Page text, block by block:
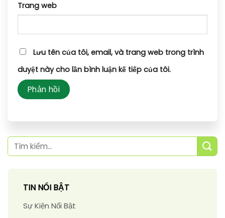
Trang web
Lưu tên của tôi, email, và trang web trong trình
duyệt này cho lần bình luận kế tiếp của tôi.
TIN NỔI BẬT
Sự Kiện Nổi Bật